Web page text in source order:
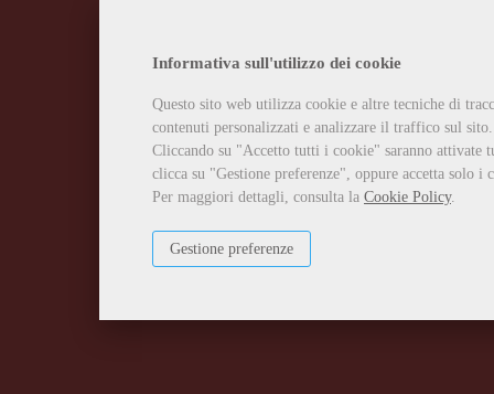
Informativa sull'utilizzo dei cookie
Questo sito web utilizza cookie e altre tecniche di
contenuti personalizzati e analizzare il traffico sul sito.
Cliccando su "Accetto tutti i cookie" saranno attivate
clicca su "Gestione preferenze", oppure accetta solo
Per maggiori dettagli, consulta la Cookie Policy.
Gestione preferenze